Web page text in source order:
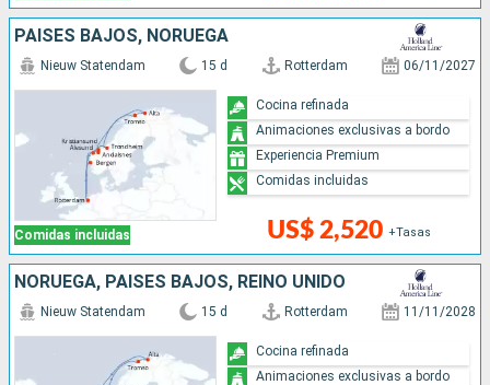
PAISES BAJOS, NORUEGA
Comidas incluidas
Nieuw Statendam 15 d Rotterdam 06/11/2027
US$ 2,520 +Tasas
Cocina refinada
Animaciones exclusivas a bordo
Experiencia Premium
Comidas incluidas
NORUEGA, PAISES BAJOS, REINO UNIDO
Nieuw Statendam 15 d Rotterdam 11/11/2028
Cocina refinada
Animaciones exclusivas a bordo